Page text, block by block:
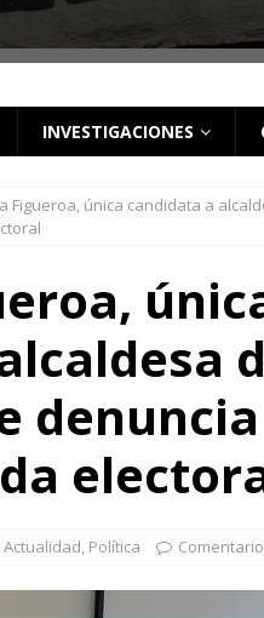
INVESTIGACIONES
Figueroa, única candidata a
Actualidad, Política